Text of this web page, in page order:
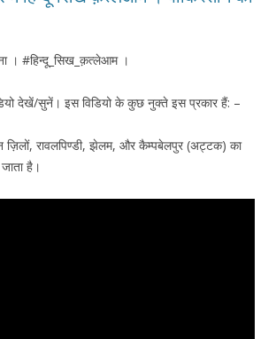
। #हिन्दू_सिख_क़त्लेआम ।
देखें/सुनें। इस विडियो के कुछ नुक्ते इस प्रकार हैं: –
ज़िलों, रावलपिण्डी, झेलम, और कैम्पबेलपुर (अट्टक) का
जाता है।